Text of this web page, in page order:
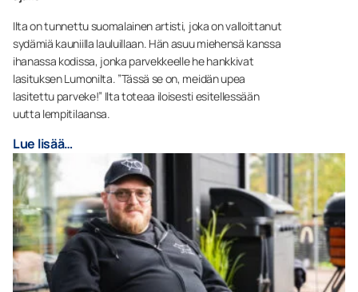
Ilta on tunnettu suomalainen artisti, joka on valloittanut
sydämiä kauniilla lauluillaan. Hän asuu miehensä kanssa
ihanassa kodissa, jonka parvekkeelle he hankkivat
lasituksen Lumonilta. ”Tässä se on, meidän upea
lasitettu parveke!” Ilta toteaa iloisesti esitellessään
uutta lempitilaansa.
Lue lisää…